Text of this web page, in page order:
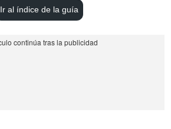
Ir al índice de la guía